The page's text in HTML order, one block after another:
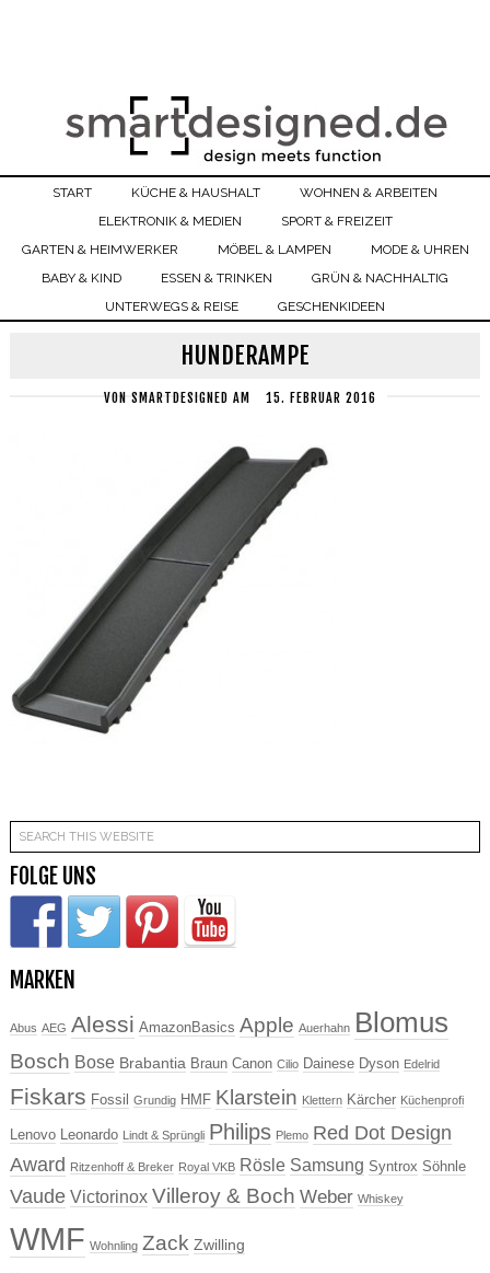
START KÜCHE & HAUSHALT
WOHNEN & ARBEITEN
ELEKTRONIK & MEDIEN
SPORT & FREIZEIT
GARTEN & HEIMWERKER
MÖBEL & LAMPEN
MODE & UHREN
BABY & KIND
ESSEN & TRINKEN
GRÜN & NACHHALTIG
UNTERWEGS & REISE
GESCHENKIDEEN
HUNDERAMPE
VON SMARTDESIGNED AM 15. FEBRUAR 2016
FOLGE UNS
MARKEN
Abus AEG Alessi AmazonBasics Apple Auerhahn Blomus
Bosch Bose Brabantia Braun Canon Cilio Dainese Dyson Edelrid
Fiskars Fossil Grundig HMF Klarstein Klettern Kärcher Küchenprofi
Lenovo Leonardo Lindt & Sprüngli Philips Plemo Red Dot Design
Award Ritzenhoff & Breker Royal VKB Rösle Samsung Syntrox Söhnle
Vaude Victorinox Villeroy & Boch Weber Whiskey
WMF Wohnling Zack Zwilling